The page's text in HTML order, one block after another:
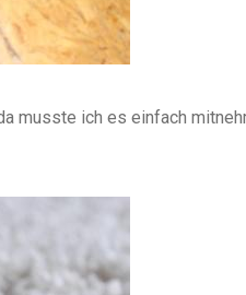
musste ich es einfach